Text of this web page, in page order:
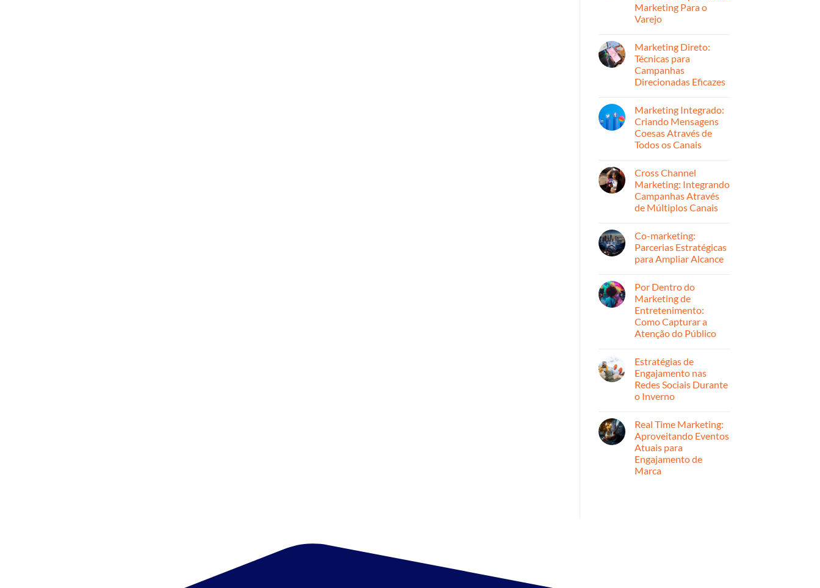
Mudança
Criar
Campanhas
de
Convertem
Marketing Para o
Varejo
em
Histórias
de
Sucesso:
Como
Triplicamos
em
Campanhas
de
Marketing
Para
Marketing Direto:
Técnicas para
Campanhas
Direcionadas Eficazes
em
Marketing
Direto:
Técnicas
para
Campanhas
Marketing Integrado:
Criando Mensagens
Coesas Através de
Todos os Canais
em
Marketing
Integrado:
Criando
Mensagens
Coesas
Todos
os
Canais
Cross Channel
Marketing: Integrando
Campanhas Através
de Múltiplos Canais
em
Cross
Channel
Marketing:
Integrando
Através
de
Múltiplos
Canais
Co-marketing:
Parcerias Estratégicas
para Ampliar Alcance
em
Co-
marketing:
Parcerias
Estratégicas
para
Ampliar
Por Dentro do
Marketing de
Entretenimento:
Como Capturar a
Atenção do Público
em
Por
Dentro
do
Marketing
de
Capturar
Atenção
do
Público
Estratégias de
Engajamento nas
Redes Sociais Durante
o Inverno
em
Estratégias
de
Engajamento
nas
Redes
Sociais
Real Time Marketing:
Aproveitando Eventos
Atuais para
Engajamento de
Marca